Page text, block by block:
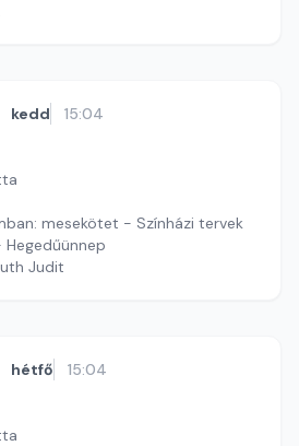
kedd 15:04
mesekötet - Színházi tervek
Hegedűünnep
Judit
hétfő 15:04